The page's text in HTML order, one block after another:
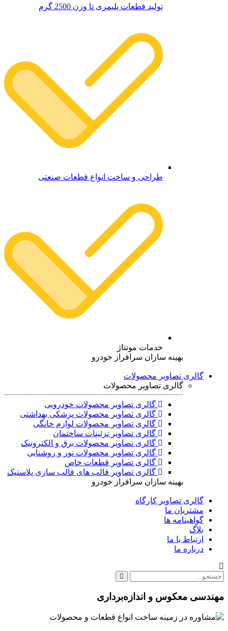
تولید قطعات پلیمری تا وزن 2500 گرم
طراحی و ساخت انواع قطعات صنعتی
خدمات مونتاژ
بهینه سازان سرافراز خودرو
گالری تصاویر محصولات
گالری تصاویر محصولات
گالری تصاویر محصولات خودرویی
گالری تصاویر محصولات پزشکی بهداشتی
گالری تصاویر محصولات لوازم خانگی
گالری تصاویر تزئینات ساختمان
گالری تصاویر محصولات برق و الکترونیک
گالری تصاویر محصولات نور و روشنایی
گالری تصاویر قطعات خاص
گالری تصاویر قالب های قالب سازی پلاستیک
بهینه سازان سرافراز خودرو
گالری تصاویر کارگاه
مشتریان ما
گواهينامه ها
بلاگ
ارتباط با ما
درباره ما
مهندسی معکوس و اندازه‌برداری